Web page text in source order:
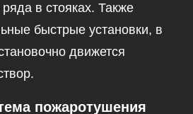
в стояках. Также
быстрые установки, в
движется
пожаротушения